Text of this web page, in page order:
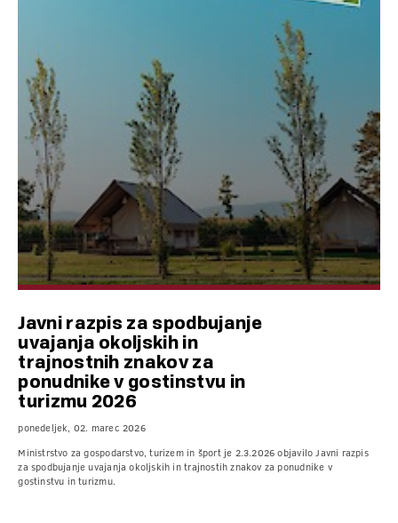
Javni razpis za spodbujanje
uvajanja okoljskih in
trajnostnih znakov za
ponudnike v gostinstvu in
turizmu 2026
ponedeljek, 02. marec 2026
Ministrstvo za gospodarstvo, turizem in šport je 2.3.2026 objavilo Javni razpis
za spodbujanje uvajanja okoljskih in trajnostih znakov za ponudnike v
gostinstvu in turizmu.